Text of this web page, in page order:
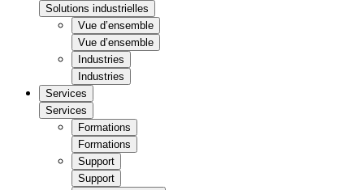
Solutions industrielles
Vue d’ensemble
Vue d’ensemble
Industries
Industries
Services
Services
Formations
Formations
Support
Support